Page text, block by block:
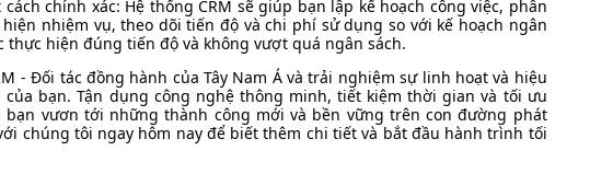
chính xác: Hệ thống CRM sẽ giúp bạn lập kế hoạch công việc, phân
nhiệm vụ, theo dõi tiến độ và chi phí sử dụng so với kế hoạch ngân
thực hiện đúng tiến độ và không vượt quá ngân sách.
- Đối tác đồng hành của Tây Nam Á và trải nghiệm sự linh hoạt và hiệu
bạn. Tận dụng công nghệ thông minh, tiết kiệm thời gian và tối ưu
bạn vươn tới những thành công mới và bền vững trên con đường phát
chúng tôi ngay hôm nay để biết thêm chi tiết và bắt đầu hành trình tối